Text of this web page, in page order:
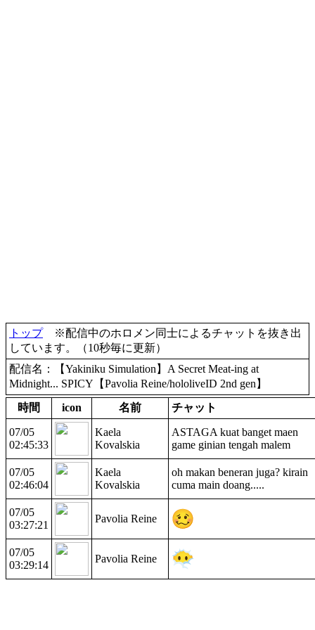
トップ※配信中のホロメン同士によるチャットを抜き出
しています。（10秒毎に更新）
配信名：【Yakiniku Simulation】A Secret Meat-ing at
Midnight... SPICY【Pavolia Reine/hololiveID 2nd gen】
時間
icon 名前 チャット
07/05
02:45:33
Kaela
Kovalskia
ASTAGA kuat banget maen
game ginian tengah malem
07/05
02:46:04
Kaela
Kovalskia
oh makan beneran juga? kirain
cuma main doang.....
07/05
03:27:21
Pavolia Reine
07/05
03:29:14
Pavolia Reine